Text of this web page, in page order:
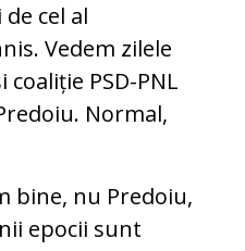
cel al
Vedem zilele
coaliție PSD-PNL
Normal,
bine, nu Predoiu,
epocii sunt